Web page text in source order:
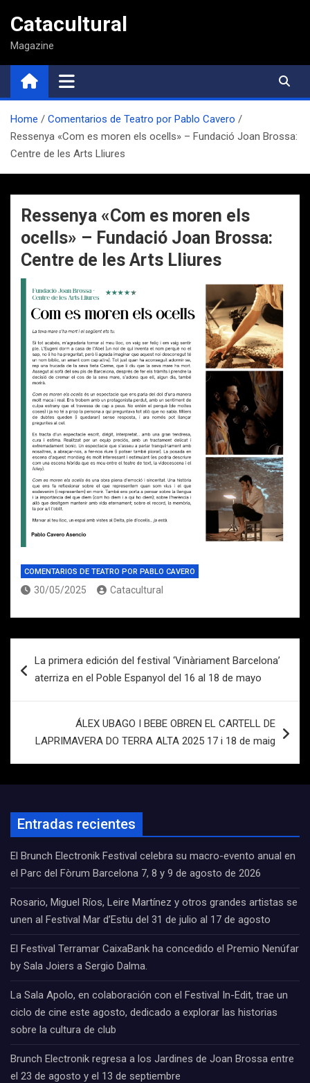
contenido
Catacultural
Magazine
Home
Comentarios de Teatro por Pablo Cavero
Ressenya «Com es moren els ocells» – Fundació Joan Brossa:
Centre de les Arts Lliures
Ressenya «Com es moren els
ocells» – Fundació Joan Brossa:
Centre de les Arts Lliures
COMENTARIOS DE TEATRO POR PABLO CAVERO
30/05/2025 Catacultural
de
La primera edición del festival ‘Vinàriament Barcelona’
aterriza en el Poble Espanyol del 16 al 18 de mayo
ÁLEX UBAGO I BEBE OBREN EL CARTELL DE
LAPRIMAVERA DO TERRA ALTA 2025 17 i 18 de maig
Entradas recientes
El Brunch Electronik Festival celebra su macro-evento anual en
el Parc del Fòrum Barcelona 7, 8 y 9 de agosto de 2026
Rosario, Miguel Ríos, Leire Martínez y otros grandes artistas se
unen al Festival Mar d’Estiu del 31 de julio al 17 de agosto
El Festival Terramar CaixaBank ha concedido el Premio Nenúfar
by Sala Joiers a Sergio Dalma.
La Sala Apolo, en colaboración con el Festival In-Edit, trae un
ciclo de cine este agosto, dedicado a explorar las historias
sobre la cultura de club
Brunch Electronik regresa a los Jardines de Joan Brossa entre
el 23 de agosto y el 13 de septiembre